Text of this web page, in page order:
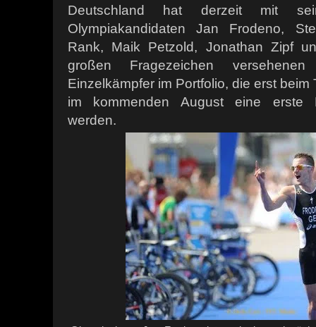
Deutschland hat derzeit mit
Olympiakandidaten Jan Frodeno,
Rank, Maik Petzold, Jonathan Zipf
großen Fragezeichen
Einzelkämpfer im Portfolio, die erst
im kommenden August eine erste
werden.